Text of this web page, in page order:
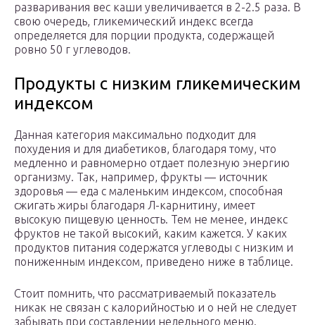
разваривания вес каши увеличивается в 2-2.5 раза. В
свою очередь, гликемический индекс всегда
определяется для порции продукта, содержащей
ровно 50 г углеводов.
Продукты с низким гликемическим
индексом
Данная категория максимально подходит для
похудения и для диабетиков, благодаря тому, что
медленно и равномерно отдает полезную энергию
организму. Так, например, фрукты — источник
здоровья — еда с маленьким индексом, способная
сжигать жиры благодаря Л-карнитину, имеет
высокую пищевую ценность. Тем не менее, индекс
фруктов не такой высокий, каким кажется. У каких
продуктов питания содержатся углеводы с низким и
пониженным индексом, приведено ниже в таблице.
Стоит помнить, что рассматриваемый показатель
никак не связан с калорийностью и о ней не следует
забывать при составлении недельного меню.